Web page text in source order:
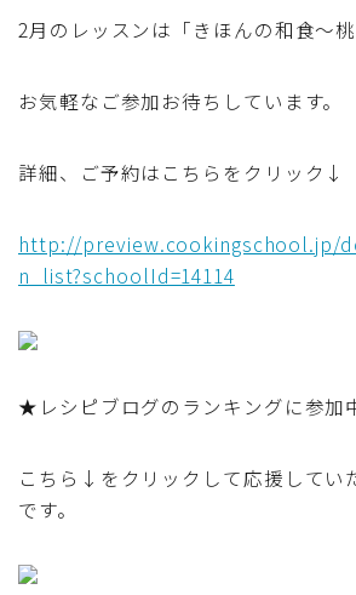
その他食材
テーブルコーディネート・食器・調理器
住・インテリア・小物・植物
育児徒然
2月のレッスンは「きほんの和食～桃
お気軽なご参加お待ちしています。
詳細、ご予約はこちらをクリック↓
http://preview.cookingschool.jp/
n_list?schoolId=14114
★レシピブログのランキングに参加
こちら↓をクリックして応援してい
です。